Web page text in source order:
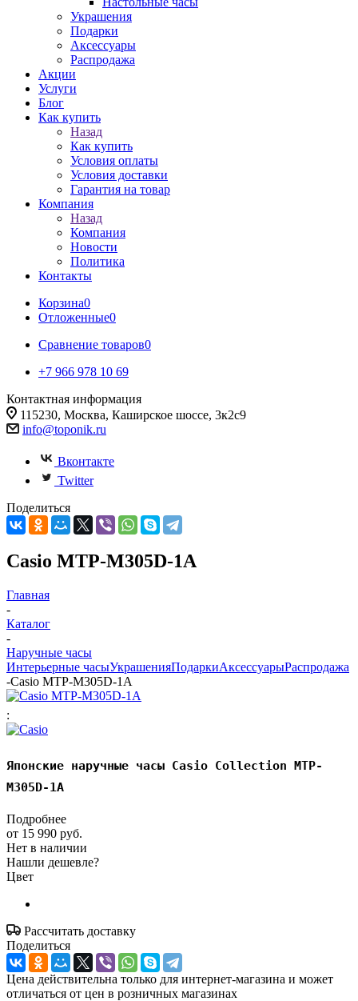
Украшения
Подарки
Аксессуары
Распродажа
Акции
Услуги
Блог
Как купить
Назад
Как купить
Условия оплаты
Условия доставки
Гарантия на товар
Компания
Назад
Компания
Новости
Политика
Контакты
Корзина0
Отложенные0
Сравнение товаров0
+7 966 978 10 69
Контактная информация
115230, Москва, Каширское шоссе, 3к2с9
info@toponik.ru
Вконтакте
Twitter
Поделиться
Casio MTP-M305D-1A
Главная
-
Каталог
-
Наручные часы
Интерьерные часыУкрашенияПодаркиАксессуарыРаспродажа
-Casio MTP-M305D-1A
:
Японские наручные часы Casio Collection MTP-
M305D-1A
Подробнее
от 15 990 руб.
Нет в наличии
Нашли дешевле?
Цвет
Рассчитать доставку
Поделиться
Цена действительна только для интернет-магазина и может
отличаться от цен в розничных магазинах